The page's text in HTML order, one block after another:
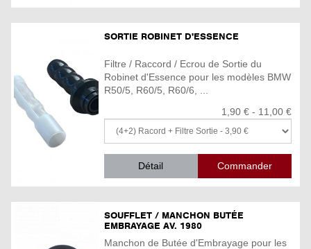
SORTIE ROBINET D'ESSENCE
Filtre / Raccord / Ecrou de Sortie du
Robinet d'Essence pour les modèles BMW
R50/5, R60/5, R60/6, ...
1,90 € - 11,00 €
Détail
SOUFFLET / MANCHON BUTÉE
EMBRAYAGE AV. 1980
Manchon de Butée d'Embrayage pour les